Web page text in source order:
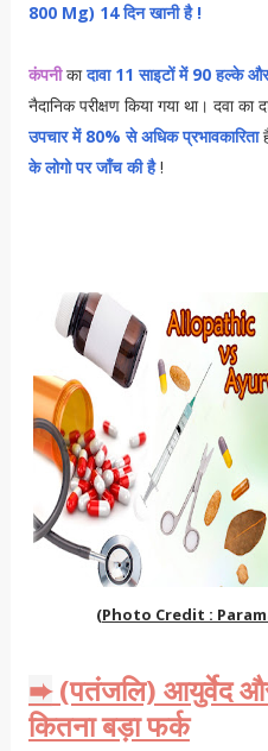
800 Mg) 14 दिन खानी है !
कंपनीकादावा 11 साइटों में 90 हल्के और
नैदानिक परीक्षण किया गया था। दवा का
उपचार में 80% से अधिक प्रभावकारिता
के लोगो पर जाँच की है!
(Photo Credit :
➨(पतंजलि) आयुर्वेद और
कितना बड़ा फर्क